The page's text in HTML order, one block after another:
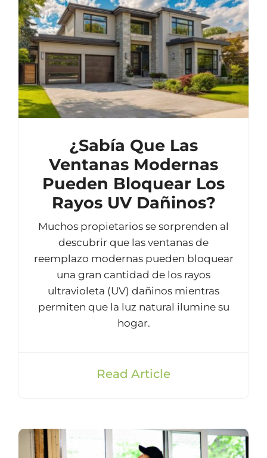
¿Sabía Que Las
Ventanas Modernas
Pueden Bloquear Los
Rayos UV Dañinos?
Muchos propietarios se sorprenden al
descubrir que las ventanas de
reemplazo modernas pueden bloquear
una gran cantidad de los rayos
ultravioleta (UV) dañinos mientras
permiten que la luz natural ilumine su
hogar.
Read Article